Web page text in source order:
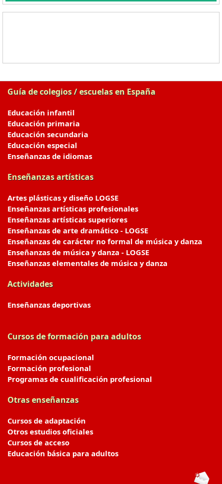
Guía de colegios / escuelas en España
Educación infantil
Educación primaria
Educación secundaria
Educación especial
Enseñanzas de idiomas
Enseñanzas artísticas
Artes plásticas y diseño LOGSE
Enseñanzas artísticas profesionales
Enseñanzas artísticas superiores
Enseñanzas de arte dramático - LOGSE
Enseñanzas de carácter no formal de música y danza
Enseñanzas de música y danza - LOGSE
Enseñanzas elementales de música y danza
Actividades
Enseñanzas deportivas
Cursos de formación para adultos
Formación ocupacional
Formación profesional
Programas de cualificación profesional
Otras enseñanzas
Cursos de adaptación
Otros estudios oficiales
Cursos de acceso
Educación básica para adultos